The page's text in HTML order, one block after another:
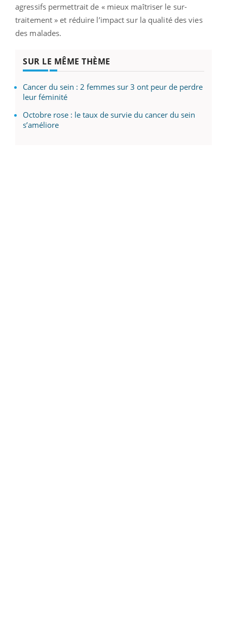
agressifs permettrait de « mieux maîtriser le sur-
traitement » et réduire l’impact sur la qualité des vies
des malades.
SUR LE MÊME THÈME
Cancer du sein : 2 femmes sur 3 ont peur de perdre
leur féminité
Octobre rose : le taux de survie du cancer du sein
s’améliore